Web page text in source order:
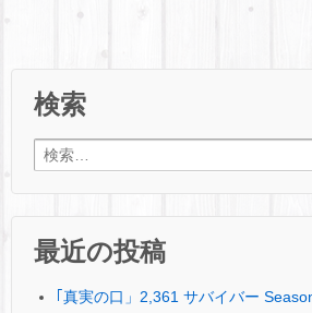
検索
検索:
最近の投稿
｢真実の口」2,361 サバイバー